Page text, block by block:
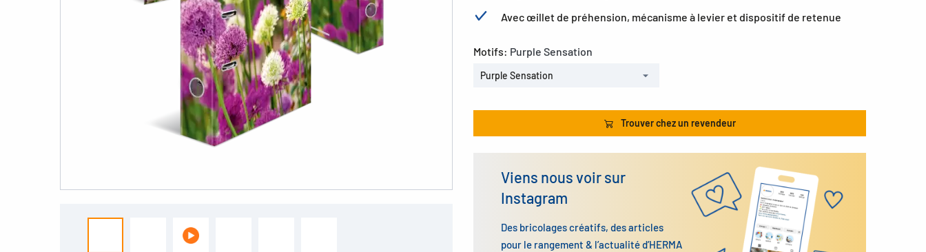
Avec œillet de préhension, mécanisme à levier et dispositif de retenue
Motifs: Purple Sensation
Purple Sensation
Trouver chez un revendeur
Viens nous voir sur
Instagram
Des bricolages créatifs, des articles
pour le rangement & l’actualité d’HERMA